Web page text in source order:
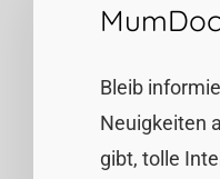
Bleib
Neuigkeiten
gibt, tolle